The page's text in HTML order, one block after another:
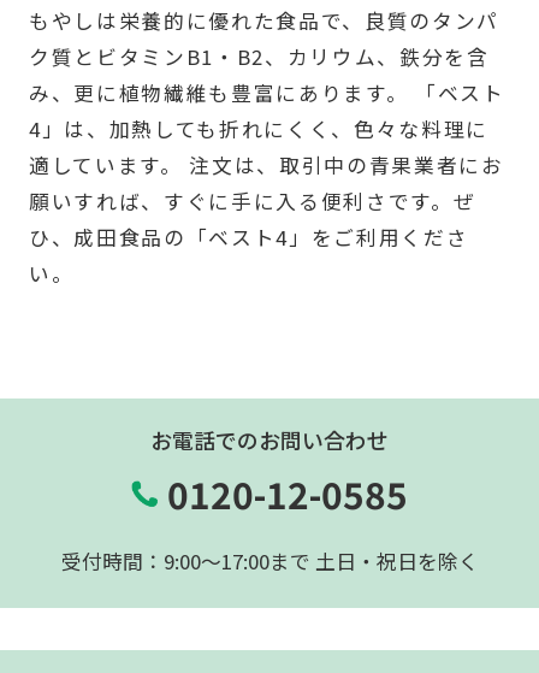
もやしは栄養的に優れた食品で、良質のタンパ
ク質とビタミンB1・B2、カリウム、鉄分を含
み、更に植物繊維も豊富にあります。 「ベスト
4」は、加熱しても折れにくく、色々な料理に
適しています。 注文は、取引中の青果業者にお
願いすれば、すぐに手に入る便利さです。ぜ
ひ、成田食品の「ベスト4」をご利用くださ
い。
お電話でのお問い合わせ
0120-12-0585
受付時間：9:00〜17:00まで 土日・祝日を除く